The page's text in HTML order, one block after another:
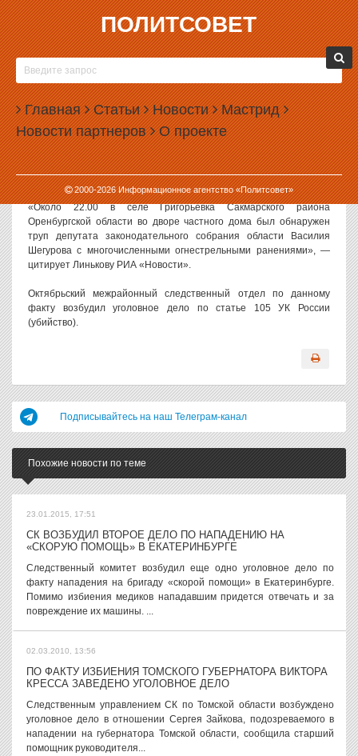
ПОЛИТСОВЕТ
Главная Статьи Новости Мастрид
Новости партнеров О проекте
2000-2026Информационное агентство «Политсовет»
06.11.2008, 10:52
ПО ФАКТУ РАССТРЕЛА ОРЕНБУРГСКОГО
ДЕПУТАТА ВАСИЛИЯ ШЕГУРОВА ВОЗБУЖДЕНО
УГОЛОВНОЕ ДЕЛО
В Оренбургской области убит депутат законодательного
собрания региона Василий Шегуров, сообщила старший
помощник руководителя Следственного управления СКП по
региону Анжелика Линькова.
«Около 22.00 в селе Григорьевка Сакмарского района
Оренбургской области во дворе частного дома был обнаружен
труп депутата законодательного собрания области Василия
Шегурова с многочисленными огнестрельными ранениями», —
цитирует Линькову РИА «Новости».
Октябрьский межрайонный следственный отдел по данному
факту возбудил уголовное дело по статье 105 УК России
(убийство).
Подписывайтесь на наш Телеграм-канал
Похожие новости по теме
23.01.2015, 17:51
СК ВОЗБУДИЛ ВТОРОЕ ДЕЛО ПО НАПАДЕНИЮ НА
«СКОРУЮ ПОМОЩЬ» В ЕКАТЕРИНБУРГЕ
Следственный комитет возбудил еще одно уголовное дело по
факту нападения на бригаду «скорой помощи» в Екатеринбурге.
Помимо избиения медиков нападавшим придется отвечать и за
повреждение их машины. ...
02.03.2010, 13:56
ПО ФАКТУ ИЗБИЕНИЯ ТОМСКОГО ГУБЕРНАТОРА ВИКТОРА
КРЕССА ЗАВЕДЕНО УГОЛОВНОЕ ДЕЛО
Следственным управлением СК по Томской области возбуждено
уголовное дело в отношении Сергея Зайкова, подозреваемого в
нападении на губернатора Томской области, сообщила старший
помощник руководителя...